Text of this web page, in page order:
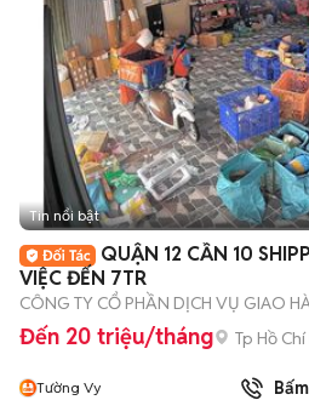
Tin nổi bật
QUẬN 12 CẦN 10
VIỆC ĐẾN 7TR
CÔNG TY CỔ PHẦN DỊCH VỤ GIAO
Đến 20 triệu/tháng Tp Hồ
Tường Vy